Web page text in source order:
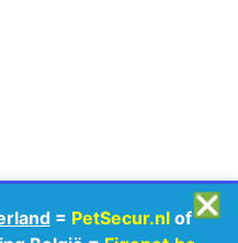
❎
= PetSecur.nlof